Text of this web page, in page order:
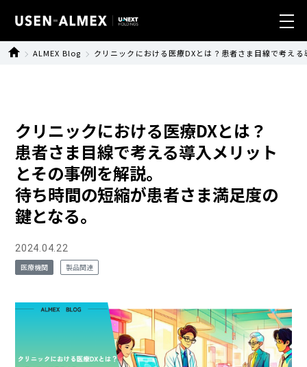
業種別ソリューション
導入事例
ニュース
サステナビリティ
会社情報
マイページログイン
資料請求・お問い合わせ
ALMEX Blog クリニックにおける医療DXとは？患者さま目線で考え
クリニックにおける医療DXとは？
患者さま目線で考える導入メリット
とその事例を解説。
待ち時間の短縮が患者さま満足度の
鍵となる。
2024.04.22
医療機関 製品関連